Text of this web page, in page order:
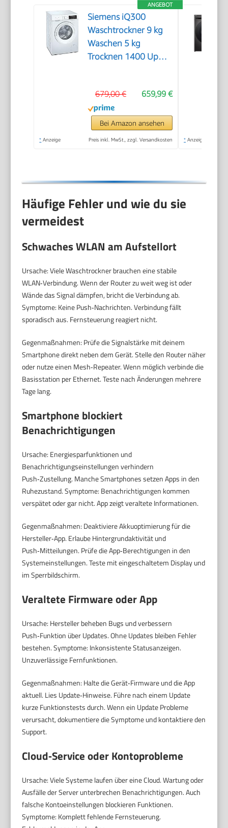
ANGEBOT
Siemens iQ300
Waschtrockner 9 kg
Waschen 5 kg
Trocknen 1400 UpM
659,99 €
679,00 €
Bei Amazon ansehen
* Anzeige Preis inkl. MwSt., zzgl. Versandkosten * Anzeige
Häufige Fehler und wie du sie
vermeidest
Schwaches WLAN am Aufstellort
Ursache: Viele Waschtrockner brauchen eine stabile
WLAN‑Verbindung. Wenn der Router zu weit weg ist oder
Wände das Signal dämpfen, bricht die Verbindung ab.
Symptome: Keine Push‑Nachrichten. Verbindung fällt
sporadisch aus. Fernsteuerung reagiert nicht.
Gegenmaßnahmen: Prüfe die Signalstärke mit deinem
Smartphone direkt neben dem Gerät. Stelle den Router näher
oder nutze einen Mesh‑Repeater. Wenn möglich verbinde die
Basisstation per Ethernet. Teste nach Änderungen mehrere
Tage lang.
Smartphone blockiert
Benachrichtigungen
Ursache: Energiesparfunktionen und
Benachrichtigungseinstellungen verhindern
Push‑Zustellung. Manche Smartphones setzen Apps in den
Ruhezustand. Symptome: Benachrichtigungen kommen
verspätet oder gar nicht. App zeigt veraltete Informationen.
Gegenmaßnahmen: Deaktiviere Akkuoptimierung für die
Hersteller‑App. Erlaube Hintergrundaktivität und
Push‑Mitteilungen. Prüfe die App‑Berechtigungen in den
Systemeinstellungen. Teste mit eingeschaltetem Display und
im Sperrbildschirm.
Veraltete Firmware oder App
Ursache: Hersteller beheben Bugs und verbessern
Push‑Funktion über Updates. Ohne Updates bleiben Fehler
bestehen. Symptome: Inkonsistente Statusanzeigen.
Unzuverlässige Fernfunktionen.
Gegenmaßnahmen: Halte die Gerät‑Firmware und die App
aktuell. Lies Update‑Hinweise. Führe nach einem Update
kurze Funktionstests durch. Wenn ein Update Probleme
verursacht, dokumentiere die Symptome und kontaktiere den
Support.
Cloud‑Service oder Kontoprobleme
Ursache: Viele Systeme laufen über eine Cloud. Wartung oder
Ausfälle der Server unterbrechen Benachrichtigungen. Auch
falsche Kontoeinstellungen blockieren Funktionen.
Symptome: Komplett fehlende Fernsteuerung.